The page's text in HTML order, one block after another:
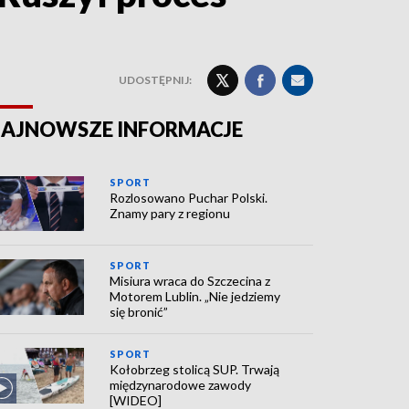
UDOSTĘPNIJ:
INFORMACJE
SPORT
Rozlosowano Puchar Polski.
Znamy pary z regionu
SPORT
Misiura wraca do Szczecina z
Motorem Lublin. „Nie jedziemy
się bronić”
SPORT
Kołobrzeg stolicą SUP. Trwają
międzynarodowe zawody
[WIDEO]